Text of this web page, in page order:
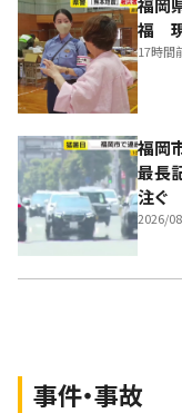
福岡
福 現
17時間
福岡
最長
注ぐ
2026/
事件・事故